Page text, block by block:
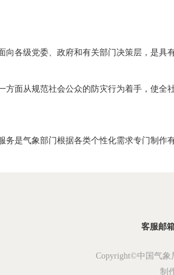
各级党委、政府和有关部门决策层，是具
面从规范社会公众的防灾行为着手，使全
是气象部门根据各类个性化需求专门制作
客服邮
Copyright©中国气象
制